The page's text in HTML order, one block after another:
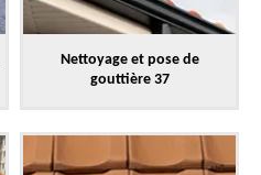
Nettoyage et pose de
gouttière 37